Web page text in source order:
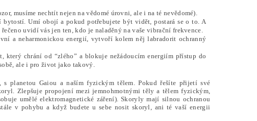
musíme nechtít nejen na vědomé úrovni, ale i na té nevědomé).
Umí obojí a pokud potřebujete být vidět, postará se o to. A
uvidí vás jen ten, kdo je naladěný na vaše vibrační frekvence.
a neharmonickou energií, vytvoří kolem něj labradorit ochranný
chrání od “zlého” a blokuje nežádoucím energiím přístup do
ale i pro život jako takový.
planetou Gaiou a naším fyzickým tělem. Pokud řešíte přijetí své
Zlepšuje propojení mezi jemnohmotnými těly a tělem fyzickým,
umělé elektromagnetické záření). Skoryly mají silnou ochranou
v pohybu a když budete u sebe nosit skoryl, ani té vaší energii